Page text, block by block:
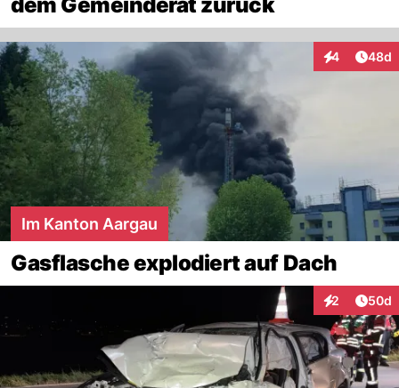
4
Interaktionen
48d
Im Kanton Aargau
Gasflasche explodiert auf Dach
2
Interaktionen
50d